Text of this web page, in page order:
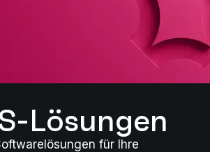
Lösungen
für Ihre